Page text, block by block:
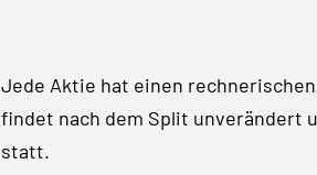
Jede Aktie hat einen rechnerischen
findet nach dem Split unverändert
statt.